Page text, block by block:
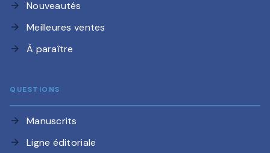
arrow_forward Nouveautés
arrow_forward Meilleures ventes
arrow_forward À paraître
QUESTIONS
arrow_forward Manuscrits
arrow_forward Ligne éditoriale